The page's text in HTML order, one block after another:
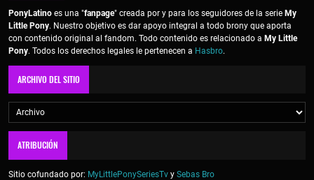
PonyLatino es una "fanpage" creada por y para los seguidores de la serie My
Little Pony. Nuestro objetivo es dar apoyo integral a todo brony que aporta
con contenido original al fandom. Todo contenido es relacionado a My Little
Pony. Todos los derechos legales le pertenecen a Hasbro.
ARCHIVO DEL SITIO
ATRIBUCIÓN
Sitio cofundado por: MyLittlePonySeriesTv y Sebas Bro